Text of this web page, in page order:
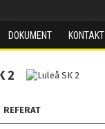
DOKUMENT KONTAKT
2
REFERAT